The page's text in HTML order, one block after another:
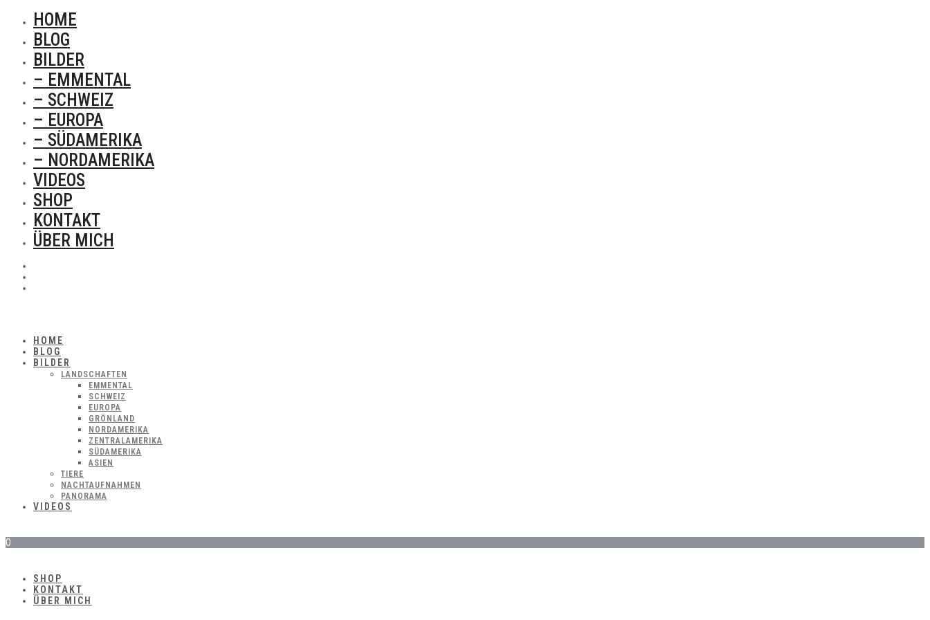
HOME
BLOG
BILDER
– EMMENTAL
– SCHWEIZ
– EUROPA
– SÜDAMERIKA
– NORDAMERIKA
VIDEOS
SHOP
KONTAKT
ÜBER MICH
HOME
BLOG
BILDER
LANDSCHAFTEN
EMMENTAL
SCHWEIZ
EUROPA
GRÖNLAND
NORDAMERIKA
ZENTRALAMERIKA
SÜDAMERIKA
ASIEN
TIERE
NACHTAUFNAHMEN
PANORAMA
VIDEOS
0
SHOP
KONTAKT
ÜBER MICH